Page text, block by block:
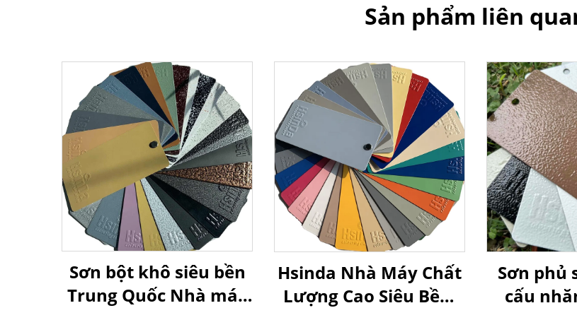
Sản phẩm liên
Sơn bột khô siêu bền
Trung Quốc Nhà máy
Hsinda Nhà Máy Chất
Lượng Cao Siêu Bền,
Sơn phủ
cấu